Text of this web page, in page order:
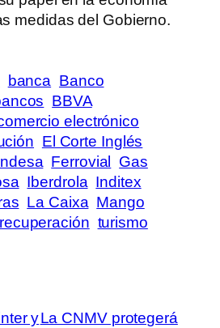
medidas del Gobierno.
banca Banco
BBVA
electrónico
El Corte Inglés
Ferrovial
Gas
Iberdrola Inditex
La Caixa Mango
recuperación turismo
yLa CNMV protegerá